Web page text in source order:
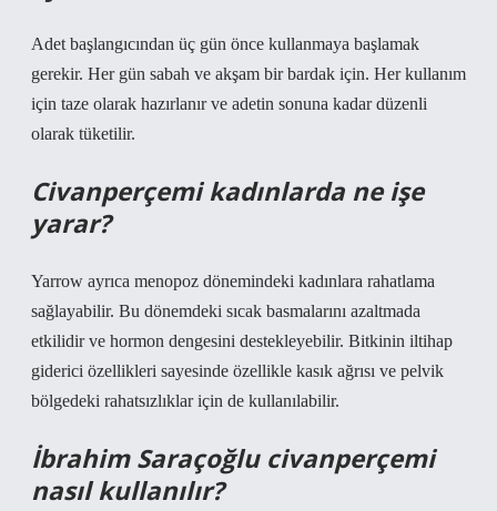
Adet başlangıcından üç gün önce kullanmaya başlamak
gerekir. Her gün sabah ve akşam bir bardak için. Her kullanım
için taze olarak hazırlanır ve adetin sonuna kadar düzenli
olarak tüketilir.
Civanperçemi kadınlarda ne işe
yarar?
Yarrow ayrıca menopoz dönemindeki kadınlara rahatlama
sağlayabilir. Bu dönemdeki sıcak basmalarını azaltmada
etkilidir ve hormon dengesini destekleyebilir. Bitkinin iltihap
giderici özellikleri sayesinde özellikle kasık ağrısı ve pelvik
bölgedeki rahatsızlıklar için de kullanılabilir.
İbrahim Saraçoğlu civanperçemi
nasıl kullanılır?